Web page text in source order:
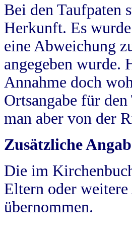
Bei den Taufpaten
Herkunft. Es
eine Abweichung
angegeben wurde.
Annahme doch
Ortsangabe für
man aber von der
Zusätzliche
Die im
Eltern oder
übernommen.